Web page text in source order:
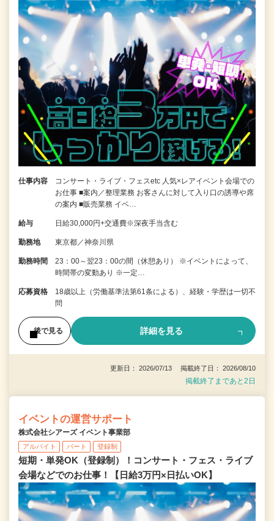
仕事内容
コンサート・ライブ・フェスetc 人気×レアイベント会場での
お仕事 ■案内／整理業務 お客さんに対して入り口の誘導や席
の案内 ■販売業務 イベ…
給与 日給30,000円+交通費※深夜手当含む
勤務地 東京都／神奈川県
勤務時間
23：00～翌23：00の間（休憩あり） ※イベントによって、
時間帯の変動あり ※一定…
応募資格
18歳以上（労働基準法第61条による）、経験・学歴は一切不
問
後で見る 詳細を見る
更新日： 2026/07/13 掲載終了日： 2026/08/10
掲載終了まであと2日
イベントの運営サポート
株式会社シアーズ イベント事業部
アルバイト パート 登録制
短期・単発OK（登録制）！コンサート・フェス・ライブ
会場などでのお仕事！【日給3万円×日払いOK】